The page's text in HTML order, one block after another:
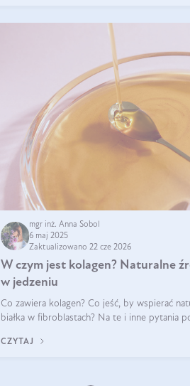
mgr inż. Anna Sobol
6 maj 2025
Zaktualizowano 22 cze 2026
W czym jest kolagen? Naturalne
w jedzeniu
Co zawiera kolagen? Co jeść, by wspierać
białka w fibroblastach? Na te i inne pytania
CZYTAJ